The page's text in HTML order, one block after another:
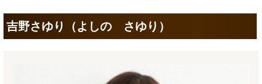
吉野さゆり（よしの さゆり）